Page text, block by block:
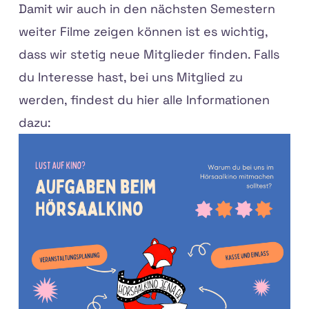
Damit wir auch in den nächsten Semestern
weiter Filme zeigen können ist es wichtig,
dass wir stetig neue Mitglieder finden. Falls
du Interesse hast, bei uns Mitglied zu
werden, findest du hier alle Informationen
dazu: